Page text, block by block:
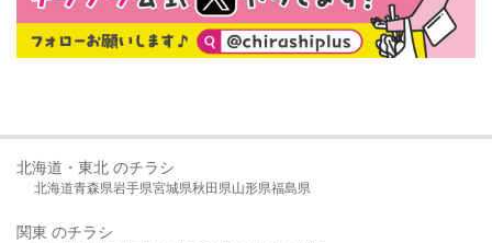
北海道・東北 のチラシ
北海道青森県岩手県宮城県秋田県山形県福島県
関東 のチラシ